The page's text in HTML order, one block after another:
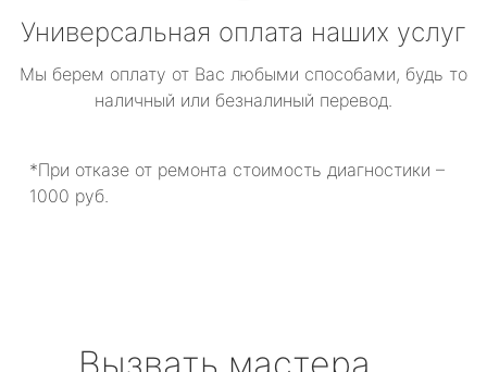
Универсальная оплата наших услуг
Мы берем оплату от Вас любыми способами, будь то
наличный или безналиный перевод.
*При отказе от ремонта стоимость диагностики –
1000 руб.